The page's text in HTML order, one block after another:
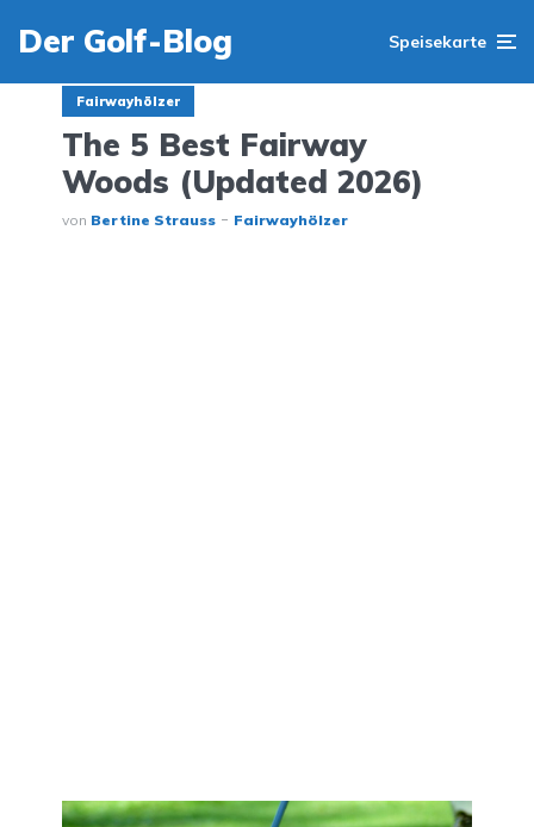
Der Golf-Blog Speisekarte
Fairwayhölzer
The 5 Best Fairway
Woods (Updated 2026)
von Bertine Strauss Fairwayhölzer